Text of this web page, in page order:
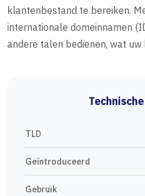
klantenbestand te bereiken.
internationale domeinnamen
andere talen bedienen, wat
TLD
Geïntroduceerd
Gebruik